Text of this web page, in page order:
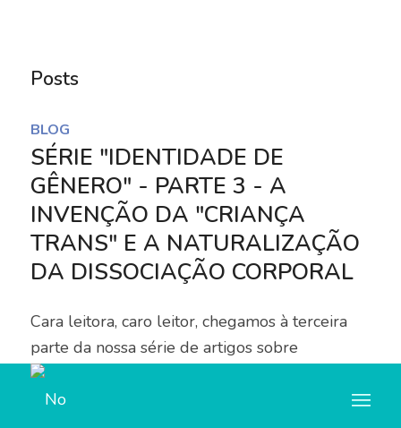
/home/u445684347/domains/nocorpocerto.net/
template-builder/php/asset-manager.class.php
789
Notice: Trying to access array offset on value of type
null in
/home/u445684347/domains/nocorpocerto.net/
template-builder/php/asset-manager.class.php
789
Posts
BLOG
SÉRIE "IDENTIDADE DE
GÊNERO" - PARTE 3 - A
INVENÇÃO DA "CRIANÇA
TRANS" E A NATURALIZAÇÃO
DA DISSOCIAÇÃO CORPORAL
Cara leitora, caro leitor, chegamos à terceira
parte da nossa série de artigos sobre
políticas…